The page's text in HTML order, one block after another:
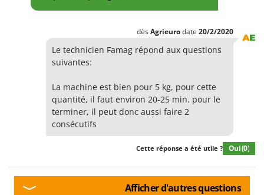
dèsAgrieurodate 20/2/2020
Le technicien Famag répond aux questions
suivantes:
La machine est bien pour 5 kg, pour cette
quantité, il faut environ 20-25 min. pour le
terminer, il peut donc aussi faire 2
consécutifs
Cette réponse a été utile ? Oui(0)
Afficher d'autres questions